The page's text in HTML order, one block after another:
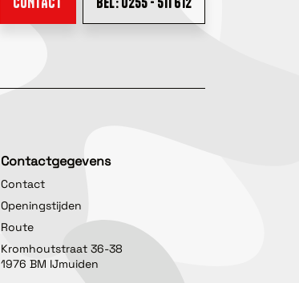
Contactgegevens
Contact
Openingstijden
Route
Kromhoutstraat 36-38
1976 BM IJmuiden